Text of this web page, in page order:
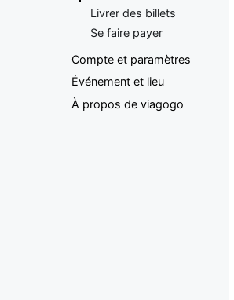
Livrer des billets
Se faire payer
Compte et paramètres
Événement et lieu
À propos de viagogo